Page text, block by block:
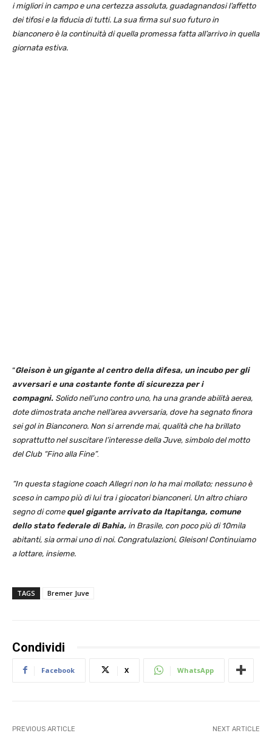
i migliori in campo e una certezza assoluta, guadagnandosi l’affetto
dei tifosi e la fiducia di tutti. La sua firma sul suo futuro in
bianconero è la continuità di quella promessa fatta all’arrivo in quella
giornata estiva.
“Gleison è un gigante al centro della difesa, un incubo per gli
avversari e una costante fonte di sicurezza per i
compagni. Solido nell’uno contro uno, ha una grande abilità aerea,
dote dimostrata anche nell’area avversaria, dove ha segnato finora
sei gol in Bianconero. Non si arrende mai, qualità che ha brillato
soprattutto nel suscitare l’interesse della Juve, simbolo del motto
del Club “Fino alla Fine”.
“In questa stagione coach Allegri non lo ha mai mollato; nessuno è
sceso in campo più di lui tra i giocatori bianconeri. Un altro chiaro
segno di come quel gigante arrivato da Itapitanga, comune
dello stato federale di Bahia, in Brasile, con poco più di 10mila
abitanti, sia ormai uno di noi. Congratulazioni, Gleison! Continuiamo
a lottare, insieme.
TAGS Bremer Juve
Condividi
Facebook X WhatsApp
PREVIOUS ARTICLE NEXT ARTICLE